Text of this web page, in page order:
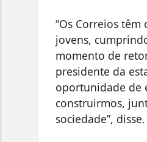
“Os Correios
jovens,
momento de
presidente da
oportunidade de
construirmos,
sociedade”, disse.